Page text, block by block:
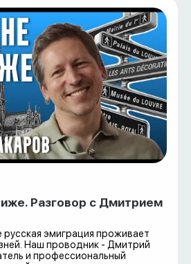
Разговор с Дмитрием
эмиграция проживает
Наш проводник - Дмитрий
и профессиональный